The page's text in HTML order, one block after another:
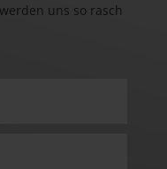
uns so rasch